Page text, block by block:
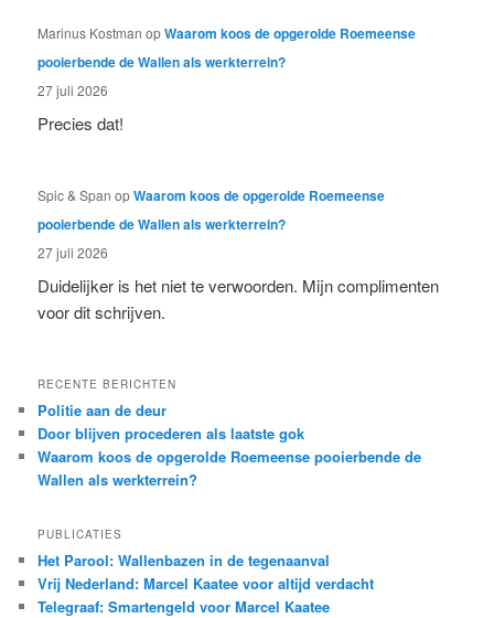
Marinus Kostman opWaarom koos de opgerolde Roemeense
pooierbende de Wallen als werkterrein?
27 juli 2026
Precies dat!
Spic & Span opWaarom koos de opgerolde Roemeense
pooierbende de Wallen als werkterrein?
27 juli 2026
Duidelijker is het niet te verwoorden. Mijn complimenten
voor dit schrijven.
RECENTE BERICHTEN
Politie aan de deur
Door blijven procederen als laatste gok
Waarom koos de opgerolde Roemeense pooierbende de
Wallen als werkterrein?
PUBLICATIES
Het Parool: Wallenbazen in de tegenaanval
Vrij Nederland: Marcel Kaatee voor altijd verdacht
Telegraaf: Smartengeld voor Marcel Kaatee